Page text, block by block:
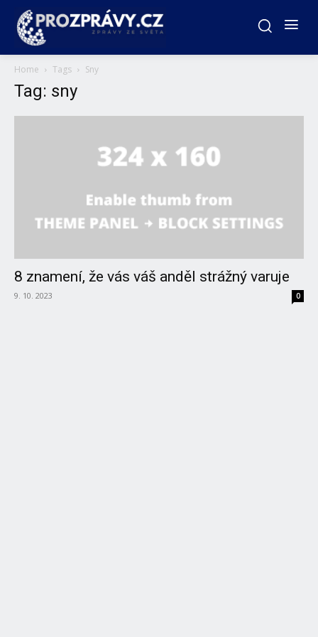
Home Tags Sny
Tag: sny
8 znamení, že vás váš anděl strážný varuje
9. 10. 2023 0